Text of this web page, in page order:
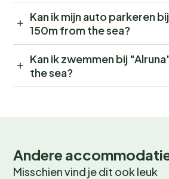
Kan ik mijn auto parkeren
150m from the sea?
Kan ik zwemmen bij
the sea?
Andere
Misschien vind je dit ook leuk